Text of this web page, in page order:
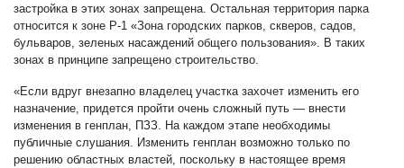
застройка в этих зонах запрещена. Остальная территория парка
относится к зоне Р-1 «Зона городских парков, скверов, садов,
бульваров, зеленых насаждений общего пользования». В таких
зонах в принципе запрещено строительство.
«Если вдруг внезапно владелец участка захочет изменить его
назначение, придется пройти очень сложный путь — внести
изменения в генплан, ПЗЗ. На каждом этапе необходимы
публичные слушания. Изменить генплан возможно только по
решению областных властей, поскольку в настоящее время